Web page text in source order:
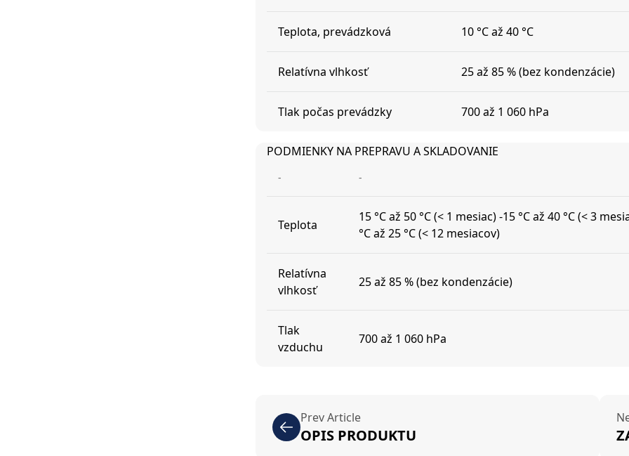
Teplota, prevádzková 10 °C až 40 °C
Relatívna vlhkosť 25 až 85 % (bez kondenzácie)
Tlak počas prevádzky 700 až 1 060 hPa
PODMIENKY NA PREPRAVU A SKLADOVANIE
- -
Teplota
15 °C až 50 °C (< 1 mesiac) -15 °C až 40 °C (< 3
°C až 25 °C (< 12 mesiacov)
Relatívna
vlhkosť
25 až 85 % (bez kondenzácie)
Tlak
vzduchu
700 až 1 060 hPa
Prev Article
OPIS PRODUKTU